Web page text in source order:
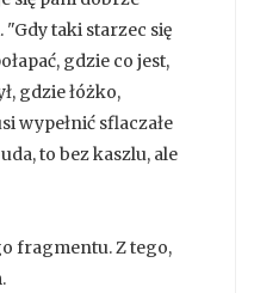
"Gdy taki starzec się
gdzie co jest,
gdzie łóżko,
wypełnić sflaczałe
to bez kaszlu, ale
fragmentu. Z tego,